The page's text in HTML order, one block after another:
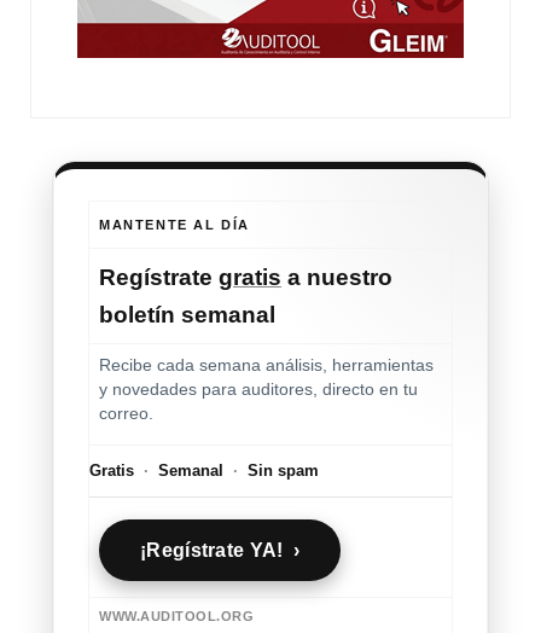
MANTENTE AL DÍA
Regístrate gratis a nuestro
boletín semanal
Recibe cada semana análisis, herramientas
y novedades para auditores, directo en tu
correo.
Gratis · Semanal · Sin spam
¡Regístrate YA! ›
WWW.AUDITOOL.ORG